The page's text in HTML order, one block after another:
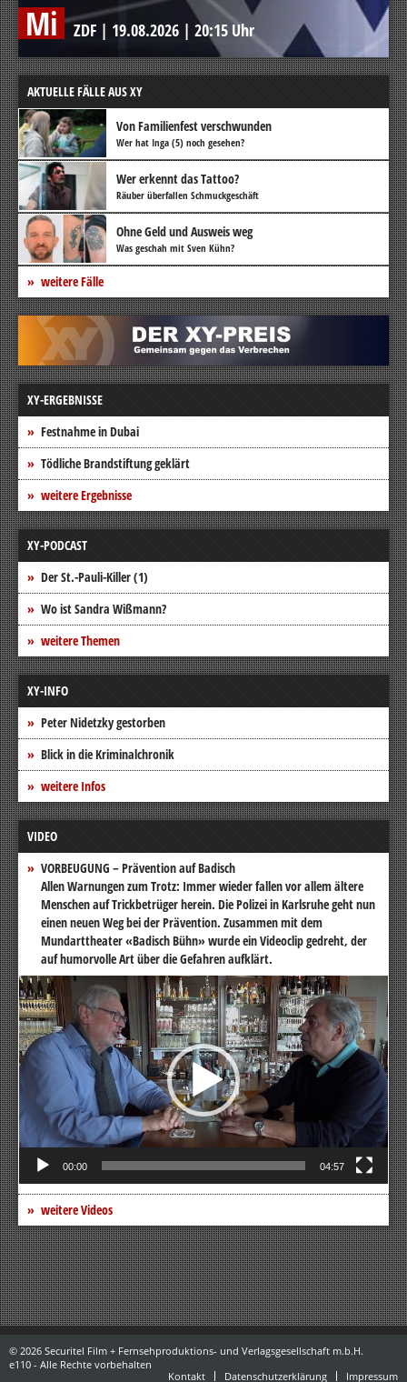
Mi ZDF | 19.08.2026 | 20:15 Uhr
AKTUELLE FÄLLE AUS XY
Von Familienfest verschwunden
Wer hat Inga (5) noch gesehen?
Wer erkennt das Tattoo?
Räuber überfallen Schmuckgeschäft
Ohne Geld und Ausweis weg
Was geschah mit Sven Kühn?
weitere Fälle
XY-ERGEBNISSE
Festnahme in Dubai
Tödliche Brandstiftung geklärt
weitere Ergebnisse
XY-PODCAST
Der St.-Pauli-Killer (1)
Wo ist Sandra Wißmann?
weitere Themen
XY-INFO
Peter Nidetzky gestorben
Blick in die Kriminalchronik
weitere Infos
VIDEO
VORBEUGUNG – Prävention auf Badisch
Allen Warnungen zum Trotz: Immer wieder fallen vor allem ältere
Menschen auf Trickbetrüger herein. Die Polizei in Karlsruhe geht nun
einen neuen Weg bei der Prävention. Zusammen mit dem
Mundarttheater «Badisch Bühn» wurde ein Videoclip gedreht, der
auf humorvolle Art über die Gefahren aufklärt.
Video-
Player
00:00 04:57
weitere Videos
© 2026 Securitel Film + Fernsehproduktions- und Verlagsgesellschaft m.b.H.
e110 - Alle Rechte vorbehalten
Kontakt
Datenschutzerklärung Impressum